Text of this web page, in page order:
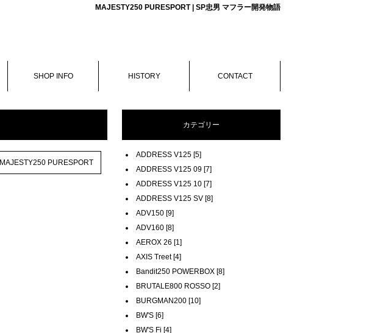
MAJESTY250 PURESPORT | SP忠男 マフラー開発物語
SHOP INFO HISTORY CONTACT
MAJESTY250 PURESPORT
カテゴリー
ADDRESS V125 [5]
ADDRESS V125 09 [7]
ADDRESS V125 10 [7]
ADDRESS V125 SV [8]
ADV150 [9]
ADV160 [8]
AEROX 26 [1]
AXIS Treet [4]
Bandit250 POWERBOX [8]
BRUTALE800 ROSSO [2]
BURGMAN200 [10]
BW'S [6]
BW'S Fi [4]